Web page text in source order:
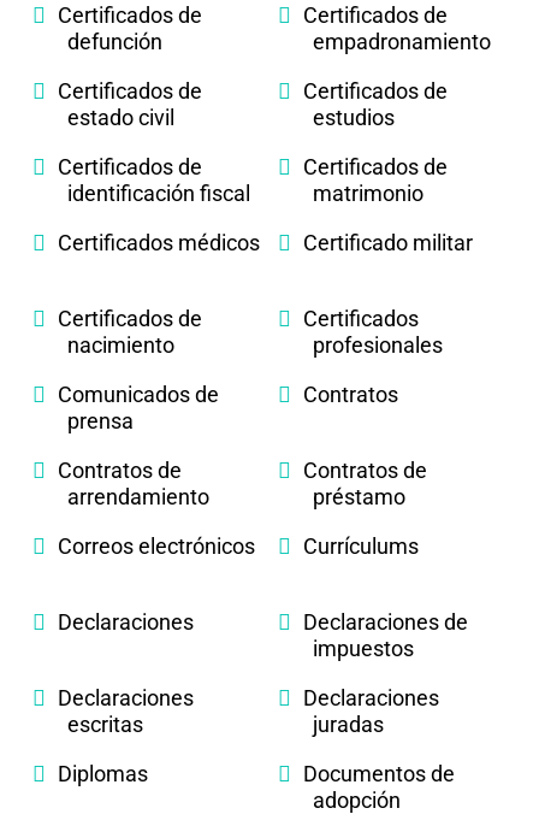
Certificados de
defunción
Certificados de
empadronamiento
Certificados de
estado civil
Certificados de
estudios
Certificados de
identificación fiscal
Certificados de
matrimonio
Certificados médicos
Certificado militar
Certificados de
nacimiento
Certificados
profesionales
Comunicados de
prensa
Contratos
Contratos de
arrendamiento
Contratos de
préstamo
Correos electrónicos
Currículums
Declaraciones
Declaraciones de
impuestos
Declaraciones
escritas
Declaraciones
juradas
Diplomas
Documentos de
adopción